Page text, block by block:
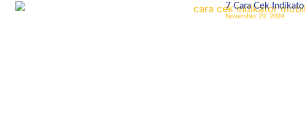
7 Cara Cek
November 29, 2024